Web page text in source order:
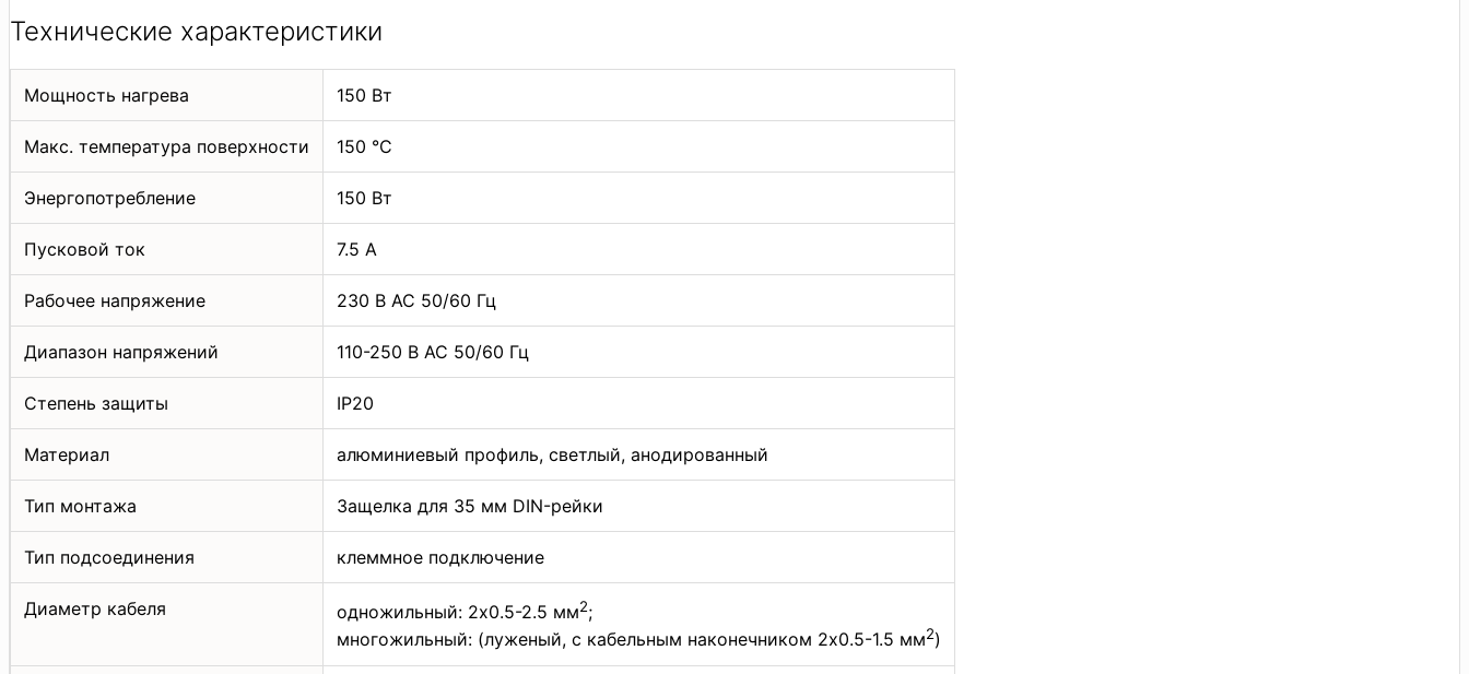
Технические характеристики
Мощность нагрева 150 Вт
Макс. температура поверхности 150 °С
Энергопотребление 150 Вт
Пусковой ток 7.5 А
Рабочее напряжение 230 В АС 50/60 Гц
Диапазон напряжений 110-250 В АС 50/60 Гц
Степень защиты IP20
Материал алюминиевый профиль, светлый, анодированный
Тип монтажа Защелка для 35 мм DIN-рейки
Тип подсоединения клеммное подключение
Диаметр кабеля одножильный: 2х0.5-2.5 мм2;
многожильный: (луженый, с кабельным наконечником 2х0.5-1.5 мм2)